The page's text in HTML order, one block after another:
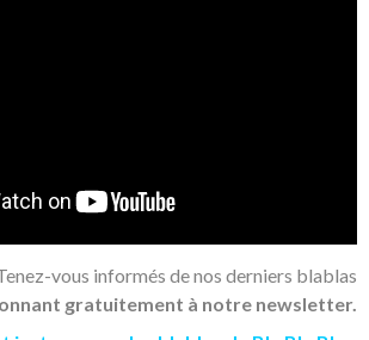
vous informés de nos derniers blablas
gratuitement à notre newsletter.